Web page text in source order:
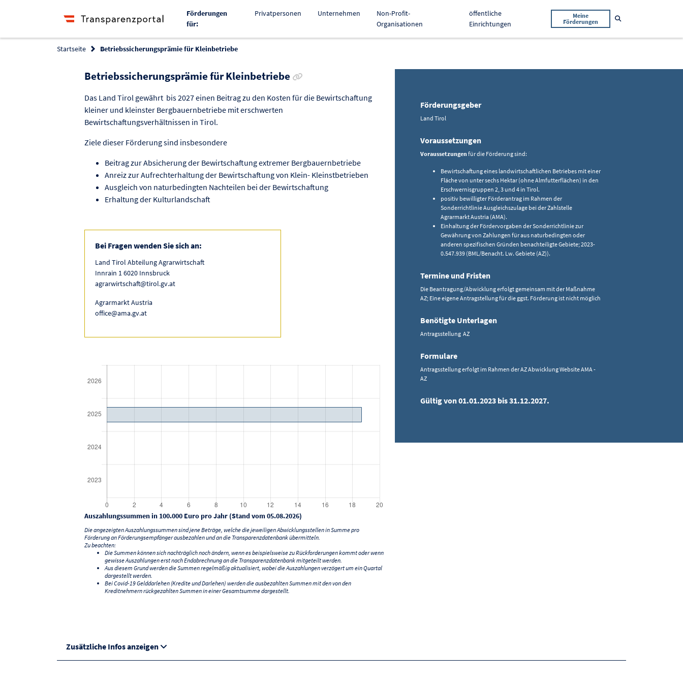
Förderungen
für:
Privatpersonen Unternehmen
Non-Profit-
Organisationen
öffentliche
Einrichtungen
Meine
Förderungen
Startseite Betriebssicherungsprämie für Kleinbetriebe
Betriebssicherungsprämie für Kleinbetriebe Link zur Förderung kopieren
Das Land Tirol gewährt bis 2027 einen Beitrag zu den Kosten für die Bewirtschaftung
kleiner und kleinster Bergbauernbetriebe mit erschwerten
Bewirtschaftungsverhältnissen in Tirol.
Ziele dieser Förderung sind insbesondere
Beitrag zur Absicherung der Bewirtschaftung extremer Bergbauernbetriebe
Anreiz zur Aufrechterhaltung der Bewirtschaftung von Klein- Kleinstbetrieben
Ausgleich von naturbedingten Nachteilen bei der Bewirtschaftung
Erhaltung der Kulturlandschaft
Bei Fragen wenden Sie sich an:
Land Tirol Abteilung Agrarwirtschaft
Innrain 1 6020 Innsbruck
agrarwirtschaft@tirol.gv.at
Agrarmarkt Austria
office@ama.gv.at
Auszahlungssummen in 100.000 Euro pro Jahr (Stand vom 05.08.2026)
Die angezeigten Auszahlungssummen sind jene Beträge, welche die jeweiligen Abwicklungsstellen in Summe pro
Förderung an Förderungsempfänger ausbezahlen und an die Transparenzdatenbank übermitteln.
Zu beachten:
Die Summen können sich nachträglich noch ändern, wenn es beispielsweise zu Rückforderungen kommt oder wenn
gewisse Auszahlungen erst nach Endabrechnung an die Transparenzdatenbank mitgeteilt werden.
Aus diesem Grund werden die Summen regelmäßig aktualisiert, wobei die Auszahlungen verzögert um ein Quartal
dargestellt werden.
Bei Covid-19 Gelddarlehen (Kredite und Darlehen) werden die ausbezahlten Summen mit den von den
Kreditnehmern rückgezahlten Summen in einer Gesamtsumme dargestellt.
Förderungsgeber
Land Tirol
Voraussetzungen
Voraussetzungenfür die Förderung sind:
Bewirtschaftung eines landwirtschaftlichen Betriebes mit einer
Fläche von unter sechs Hektar (ohne Almfutterflächen) in den
Erschwernisgruppen 2, 3 und 4 in Tirol.
positiv bewilligter Förderantrag im Rahmen der
Sonderrichtlinie Ausgleichszulage bei der Zahlstelle
Agrarmarkt Austria (AMA).
Einhaltung der Fördervorgaben der Sonderrichtlinie zur
Gewährung von Zahlungen für aus naturbedingten oder
anderen spezifischen Gründen benachteiligte Gebiete; 2023-
0.547.939 (BML/Benacht. Lw. Gebiete (AZ)).
Termine und Fristen
Die Beantragung/Abwicklung erfolgt gemeinsam mit der Maßnahme
AZ; Eine eigene Antragstellung für die ggst. Förderung ist nicht möglich
Benötigte Unterlagen
Antragsstellung AZ
Formulare
Antragsstellung erfolgt im Rahmen der AZ Abwicklung Website AMA -
AZ
Gültig von 01.01.2023 bis 31.12.2027.
Zusätzliche Infos anzeigen